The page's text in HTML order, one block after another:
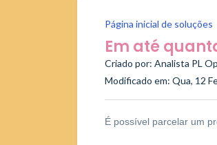
Página inicial de soluções
Em até
Criado por: Analista PL
Modificado em: Qua, 12
É possível parcelar um